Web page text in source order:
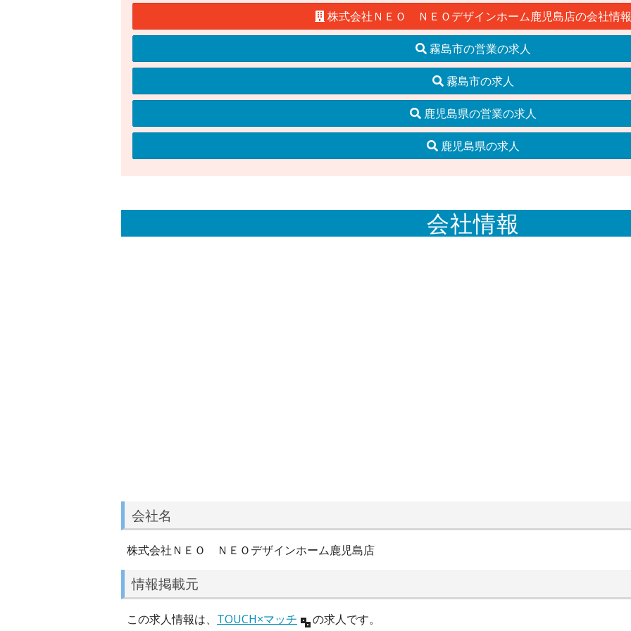
株式会社ＮＥＯ ＮＥＯデザインホーム鹿児島店の会社情報
霧島市の営業の求人
霧島市の求人
鹿児島県の営業の求人
鹿児島県の求人
会社情報
会社名
株式会社ＮＥＯ ＮＥＯデザインホーム鹿児島店
情報掲載元
この求人情報は、 TOUCH×マッチ の求人です。